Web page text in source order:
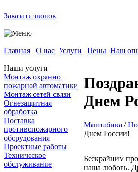
Заказать звонок
Главная О нас Услуги Цены Наш
Наши услуги
Монтаж охранно-
пожарной автоматики
Монтаж сетей связи
Огнезащитная
обработка
Поставка
противопожарного
оборудования
Проектные работы
Техническое
обслуживание
Днем
Маштабика /
Днем России!
Бескрайним
наша любовь.